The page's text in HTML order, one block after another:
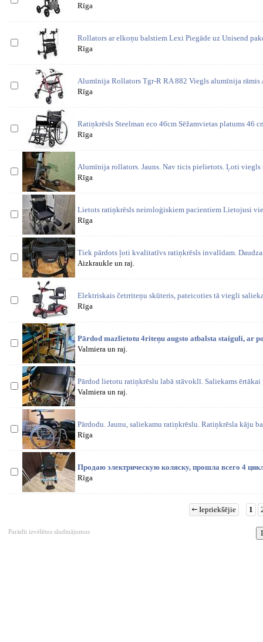
Rīga
Rollators ar elkoņu balstiem Lexi Piegāde uz Unisend
Rīga
Alumīnija Rollators Tgr-R RA 882 Viegls alumīnija
Rīga
Ratiņkrēsls Steelman eco 46cm Sēžamvietas platums 46
Rīga
Alumīnija rollators. Jauns. Nav ticis pielietots. Ļoti viegls
Rīga
Lietots ratiņkrēsls neiroloģiskiem pacientiem Lietojusi
Rīga
Tiek pārdots ļoti kvalitatīvs ratiņkrēsls invalīdam.
Aizkraukle un raj.
Elektriskais četrriteņu skūteris, pateicoties tā viegli
Rīga
Pārdod mazlietotu 4riteņu augsto atbalsta staiguli, ar
Valmiera un raj.
Pārdod lietotu ratiņkrēslu labā stāvoklī. Saliekams ērtākai
Valmiera un raj.
Pārdodu. Jaunu, saliekamu ratiņkrēslu. Ratiņkrēsla kāju
Rīga
Продаю электрическую коляску, прошла всего 4
Rīga
Iepriekšējie 1
Parādīt izvēlētos sludinājumus